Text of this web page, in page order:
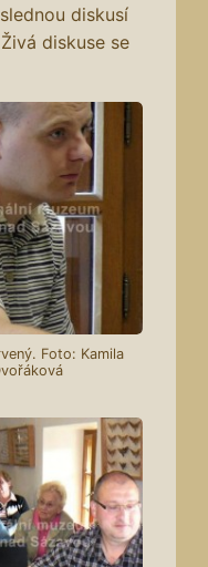
diskusí
diskuse se
Foto: Kamila